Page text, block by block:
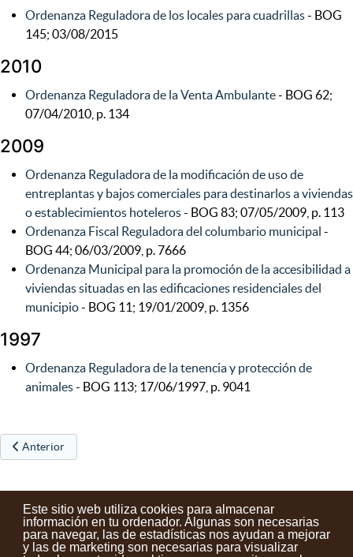
Este sitio web utiliza cookies para almacenar
información en tu ordenador. Algunas son necesarias
para navegar, las de estadísticas nos ayudan a mejorar
y las de marketing son necesarias para visualizar
Ordenanza Reguladora de los locales para cuadrillas- BOG
145; 03/08/2015
2010
Ordenanza Reguladora de la Venta Ambulante- BOG 62;
07/04/2010, p. 134
2009
Ordenanza Reguladora de la modificación de uso de
entreplantas y bajos comerciales para destinarlos a viviendas
o establecimientos hoteleros- BOG 83; 07/05/2009, p. 113
Ordenanza Fiscal Reguladora del columbario municipal -
BOG 44; 06/03/2009, p. 7666
Ordenanza Municipal para la promoción de la accesibilidad a
viviendas situadas en las edificaciones residenciales del
municipio- BOG 11; 19/01/2009, p. 1356
1997
Ordenanza Reguladora de la tenencia y protección de
animales- BOG 113; 17/06/1997, p. 9041
Artículo anterior: Ordenanzas Fiscales 2019
Anterior